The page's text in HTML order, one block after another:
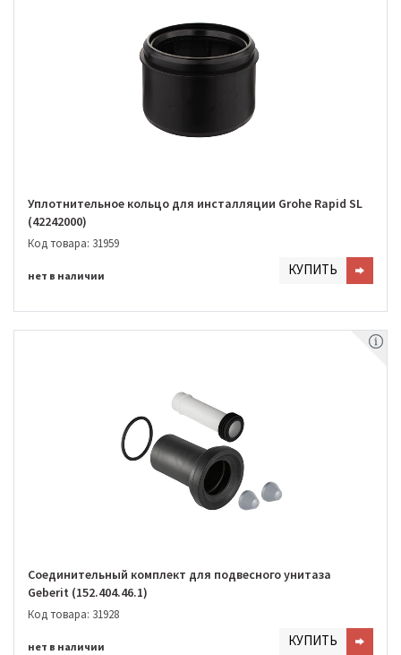
Уплотнительное кольцо для инсталляции Grohe Rapid SL
(42242000)
Код товара: 31959
нет в наличии КУПИТЬ
Соединительный комплект для подвесного унитаза
Geberit (152.404.46.1)
Код товара: 31928
нет в наличии КУПИТЬ